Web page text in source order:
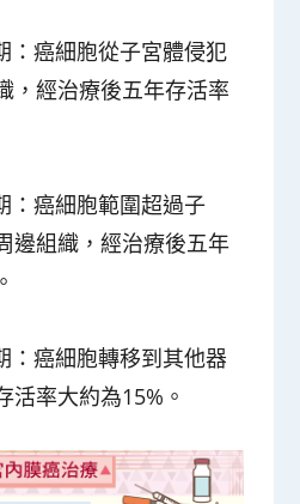
：癌細胞從子宮體侵犯
，經治療後五年存活率
：癌細胞範圍超過子
邊組織，經治療後五年
：癌細胞轉移到其他器
活率大約為15%。